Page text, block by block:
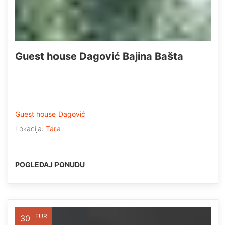
Guest house Dagović Bajina Bašta
Guest house Dagović
Lokacija: Tara
POGLEDAJ PONUDU
30 EUR